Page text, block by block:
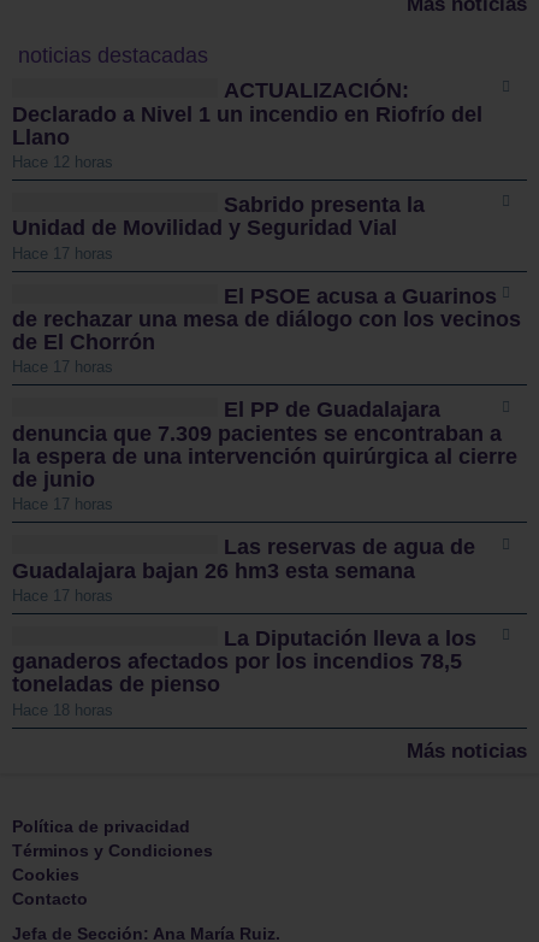
Más noticias
noticias destacadas
ACTUALIZACIÓN:
Declarado a Nivel 1 un incendio en Riofrío del
Llano
Hace 12 horas
Sabrido presenta la
Unidad de Movilidad y Seguridad Vial
Hace 17 horas
El PSOE acusa a Guarinos
de rechazar una mesa de diálogo con los vecinos
de El Chorrón
Hace 17 horas
El PP de Guadalajara
denuncia que 7.309 pacientes se encontraban a
la espera de una intervención quirúrgica al cierre
de junio
Hace 17 horas
Las reservas de agua de
Guadalajara bajan 26 hm3 esta semana
Hace 17 horas
La Diputación lleva a los
ganaderos afectados por los incendios 78,5
toneladas de pienso
Hace 18 horas
Más noticias
Política de privacidad
Términos y Condiciones
Cookies
Contacto
Jefa de Sección: Ana María Ruiz.